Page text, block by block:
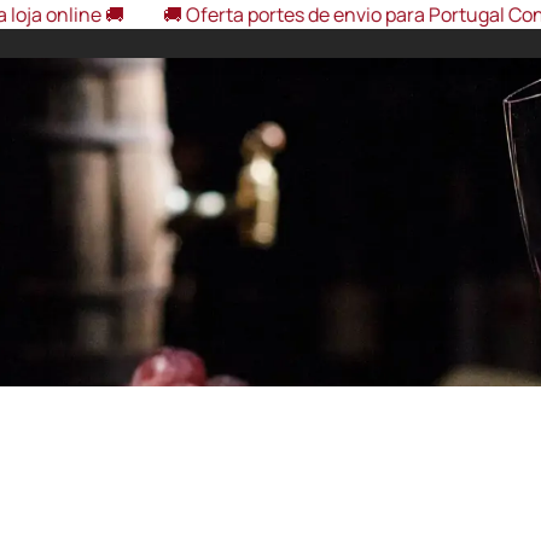
🚚 🚚 Oferta portes de envio para Portugal
Interior